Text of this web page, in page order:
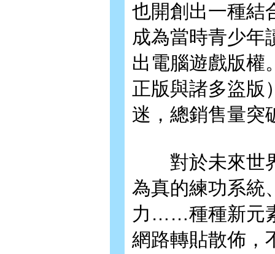
也開創出一種結
成為當時青少年
出電腦遊戲版權
正版與諸多盜版
迷，總銷售量突
對於未來世界
為真的練功系統
力……種種新元
網路轉貼散佈，